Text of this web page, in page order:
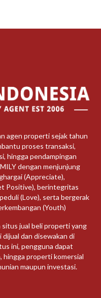
agen properti sejak tahun
proses transaksi,
hingga pendampingan
dengan menjunjung
(Appreciate),
Positive), berintegritas
(Love), serta bergerak
(Youth)
jual beli properti yang
dan disewakan di
ini, pengguna dapat
hingga properti komersial
maupun investasi.